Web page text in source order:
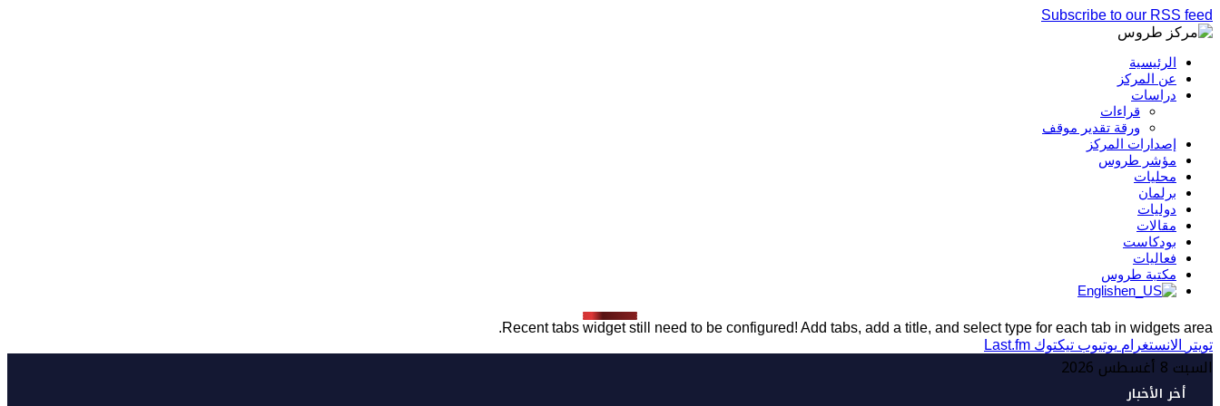
Subscribe to our RSS feed
الرئيسية
عن المركز
دراسات
قراءات
ورقة تقدير موقف
إصدارات المركز
مؤشر طروس
محليات
برلمان
دوليات
مقالات
بودكاست
فعاليات
مكتبة طروس
English
Recent tabs widget still need to be configured! Add tabs, add a title, and select type for each tab in widgets area.
تويتر
الانستغرام يوتيوب تيكتوك Last.fm
السبت 8 أغسطس 2026
أخر الأخبار